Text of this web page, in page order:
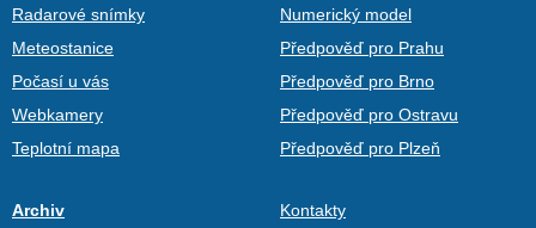
Radarové snímky
Meteostanice
Počasí u vás
Webkamery
Teplotní mapa
Numerický model
Předpověď pro Prahu
Předpověď pro Brno
Předpověď pro Ostravu
Předpověď pro Plzeň
Archiv
Kontakty